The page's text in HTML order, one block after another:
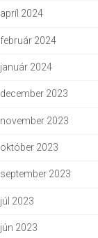
apríl 2024
február 2024
január 2024
december 2023
november 2023
október 2023
september 2023
júl 2023
jún 2023